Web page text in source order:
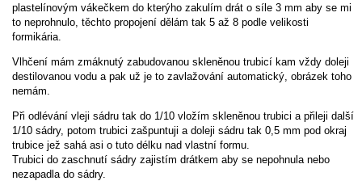
plastelínovým vákečkem do kterýho zakulím drát o síle 3 mm aby se mi
to neprohnulo, těchto propojení dělám tak 5 až 8 podle velikosti
formikária.
Vlhčení mám zmáknutý zabudovanou skleněnou trubicí kam vždy doleji
destilovanou vodu a pak už je to zavlažování automatický, obrázek toho
nemám.
Při odlévání vleji sádru tak do 1/10 vložím skleněnou trubici a přileji další
1/10 sádry, potom trubici zašpuntuji a doleji sádru tak 0,5 mm pod okraj
trubice jež sahá asi o tuto délku nad vlastní formu.
Trubici do zaschnutí sádry zajistím drátkem aby se nepohnula nebo
nezapadla do sádry.